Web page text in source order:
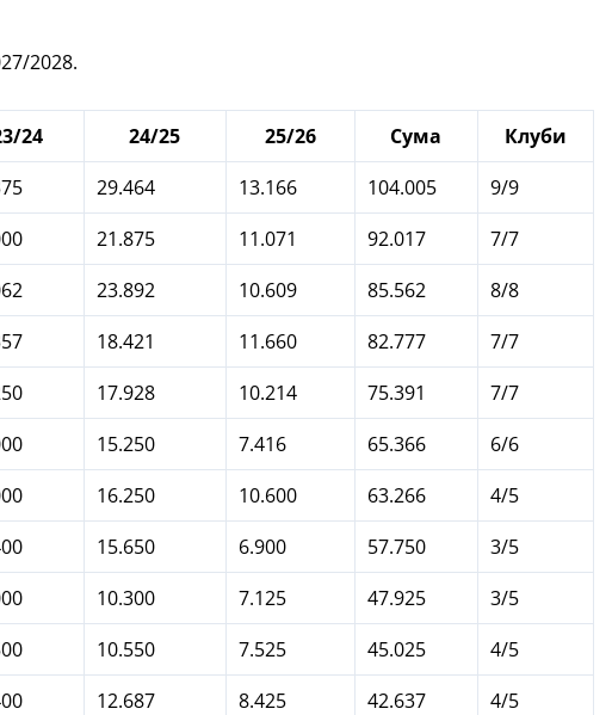
2028.
24 24/25 25/26 Сума
Клуби
29.464 13.166 104.005
9/9
21.875 11.071 92.017
7/7
23.892 10.609 85.562
8/8
18.421 11.660 82.777
7/7
17.928 10.214 75.391
7/7
15.250 7.416 65.366
6/6
16.250 10.600 63.266
4/5
15.650 6.900 57.750
3/5
10.300 7.125 47.925
3/5
10.550 7.525 45.025
4/5
12.687 8.425 42.637
4/5